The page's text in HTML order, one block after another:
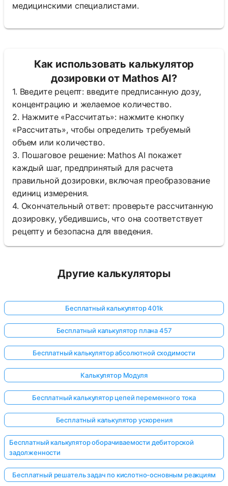
медицинскими специалистами.
Как использовать калькулятор
дозировки от Mathos AI?
1. Введите рецепт: введите предписанную дозу,
концентрацию и желаемое количество.
2. Нажмите «Рассчитать»: нажмите кнопку
«Рассчитать», чтобы определить требуемый
объем или количество.
3. Пошаговое решение: Mathos AI покажет
каждый шаг, предпринятый для расчета
правильной дозировки, включая преобразование
единиц измерения.
4. Окончательный ответ: проверьте рассчитанную
дозировку, убедившись, что она соответствует
рецепту и безопасна для введения.
Другие калькуляторы
Бесплатный калькулятор 401k
Бесплатный калькулятор плана 457
Бесплатный калькулятор абсолютной сходимости
Калькулятор Модуля
Бесплатный калькулятор цепей переменного тока
Бесплатный калькулятор ускорения
Бесплатный калькулятор оборачиваемости дебиторской
задолженности
Бесплатный решатель задач по кислотно-основным реакциям